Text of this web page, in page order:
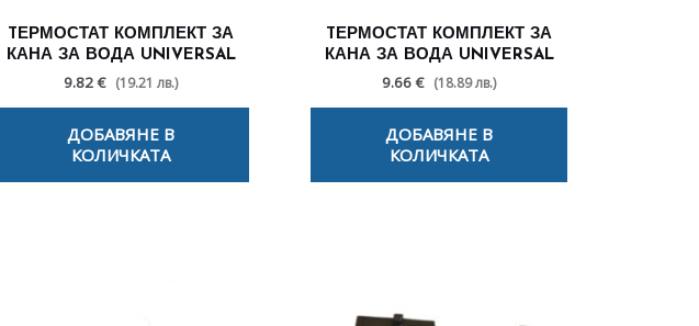
TЕРМОСТАТ КОМПЛЕКТ ЗА
КАНА ЗА ВОДА UNIVERSAL
9.82 € (19.21 лв.)
ДОБАВЯНЕ В
КОЛИЧКАТА
TЕРМОСТАТ КОМПЛЕКТ ЗА
КАНА ЗА ВОДА UNIVERSAL
9.66 € (18.89 лв.)
ДОБАВЯНЕ В
КОЛИЧКАТА